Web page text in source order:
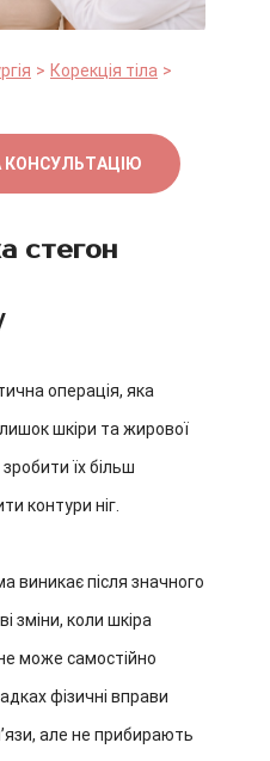
Корекція тіла
КОНСУЛЬТАЦІЮ
стегон
операція, яка
шкіри та жирової
їх більш
контури ніг.
виникає після значного
зміни, коли шкіра
може самостійно
фізичні вправи
але не прибирають